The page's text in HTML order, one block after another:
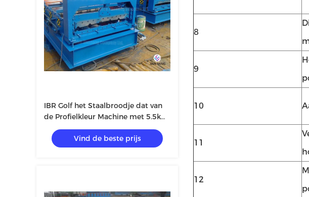
IBR Golf het Staalbroodje dat van
de Profielkleur Machine met 5.5kw-
Frequentieconvertor vormt
Vind de beste prijs
8
9
10
11
12